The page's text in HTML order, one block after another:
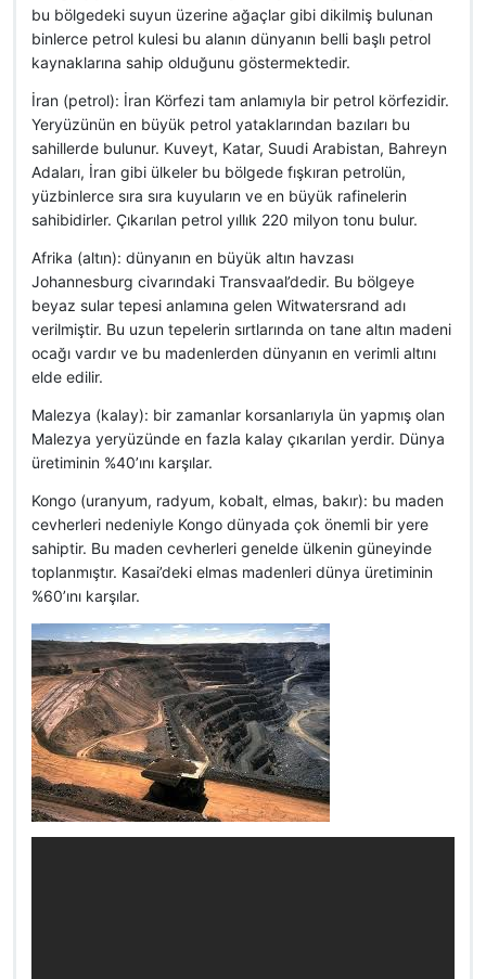
bu bölgedeki suyun üzerine ağaçlar gibi dikilmiş bulunan
binlerce petrol kulesi bu alanın dünyanın belli başlı petrol
kaynaklarına sahip olduğunu göstermektedir.
İran (petrol): İran Körfezi tam anlamıyla bir petrol körfezidir.
Yeryüzünün en büyük petrol yataklarından bazıları bu
sahillerde bulunur. Kuveyt, Katar, Suudi Arabistan, Bahreyn
Adaları, İran gibi ülkeler bu bölgede fışkıran petrolün,
yüzbinlerce sıra sıra kuyuların ve en büyük rafinelerin
sahibidirler. Çıkarılan petrol yıllık 220 milyon tonu bulur.
Afrika (altın): dünyanın en büyük altın havzası
Johannesburg civarındaki Transvaal’dedir. Bu bölgeye
beyaz sular tepesi anlamına gelen Witwatersrand adı
verilmiştir. Bu uzun tepelerin sırtlarında on tane altın madeni
ocağı vardır ve bu madenlerden dünyanın en verimli altını
elde edilir.
Malezya (kalay): bir zamanlar korsanlarıyla ün yapmış olan
Malezya yeryüzünde en fazla kalay çıkarılan yerdir. Dünya
üretiminin %40’ını karşılar.
Kongo (uranyum, radyum, kobalt, elmas, bakır): bu maden
cevherleri nedeniyle Kongo dünyada çok önemli bir yere
sahiptir. Bu maden cevherleri genelde ülkenin güneyinde
toplanmıştır. Kasai’deki elmas madenleri dünya üretiminin
%60’ını karşılar.